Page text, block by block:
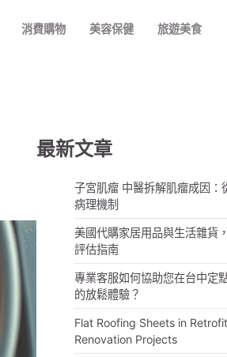
消費購物 美容保健 旅遊美食
最新文章
子宮肌瘤 中醫拆解肌瘤成因：
病理機制
美國代購家居用品與生活雜貨
評估指南
專業客服如何協助您在台中定
的放鬆體驗？
Flat Roofing Sheets in
Renovation Projects